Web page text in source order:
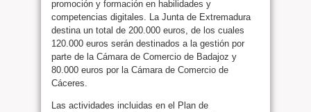
promoción y formación en habilidades y
competencias digitales. La Junta de Extremadura
destina un total de 200.000 euros, de los cuales
120.000 euros serán destinados a la gestión por
parte de la Cámara de Comercio de Badajoz y
80.000 euros por la Cámara de Comercio de
Cáceres.
Las actividades incluidas en el Plan de